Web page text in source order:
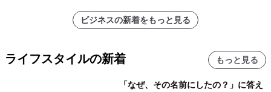
ビジネスの新着をもっと見る
ライフスタイルの新着 もっと見る
「なぜ、その名前にしたの？」に答え